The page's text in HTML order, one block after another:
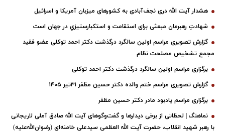
دری نجف‌آبادی به کشورهای میزبان آمریکا و اسرائیل
مبعثی برای استقامت و استکبارستیزیِ در جهان است
مراسم اولین سالگرد درگذشت دکتر احمد توکلی عضو فقید
مصلحت نظام
اولین سالگرد درگذشت دکتر احمد توکلی
مراسم ختم والده دکتر حسین مظفر ۳۱تیر ۱۴۰۵
یادبود مادر دکتر حسین مظفر
از برخی دیدارها و گفت‌وگوهای آیت ‌الله صادق آملی لاریجانی
حضرت آیت‌ الله العظمی سیدعلی خامنه‌ای (رضوان‌الله‌علیه)